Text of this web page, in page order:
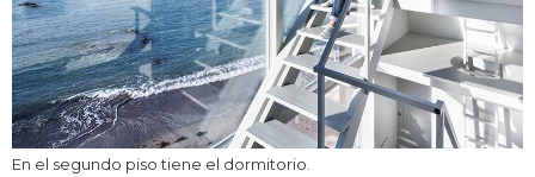
En el segundo piso tiene el dormitorio.